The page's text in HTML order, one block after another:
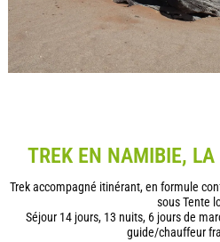
TREK EN NAMIBIE,
Trek accompagné itinérant, en formule
sous Tente
Séjour 14 jours, 13 nuits, 6 jours de
guide/chauffeur